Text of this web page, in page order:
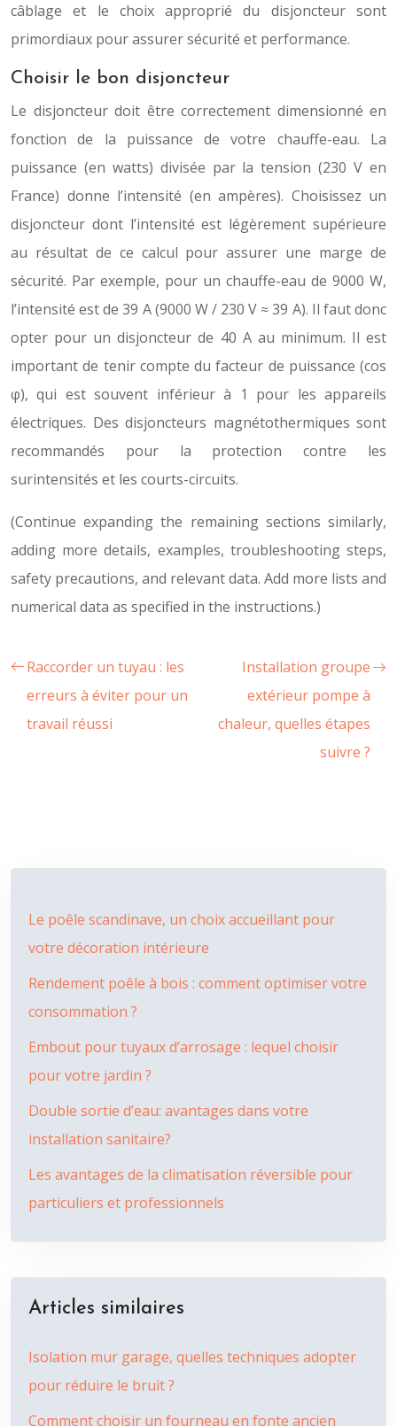
câblage et le choix approprié du disjoncteur sont
primordiaux pour assurer sécurité et performance.
Choisir le bon disjoncteur
Le disjoncteur doit être correctement dimensionné en
fonction de la puissance de votre chauffe-eau. La
puissance (en watts) divisée par la tension (230 V en
France) donne l’intensité (en ampères). Choisissez un
disjoncteur dont l’intensité est légèrement supérieure
au résultat de ce calcul pour assurer une marge de
sécurité. Par exemple, pour un chauffe-eau de 9000 W,
l’intensité est de 39 A (9000 W / 230 V ≈ 39 A). Il faut donc
opter pour un disjoncteur de 40 A au minimum. Il est
important de tenir compte du facteur de puissance (cos
φ), qui est souvent inférieur à 1 pour les appareils
électriques. Des disjoncteurs magnétothermiques sont
recommandés pour la protection contre les
surintensités et les courts-circuits.
(Continue expanding the remaining sections similarly,
adding more details, examples, troubleshooting steps,
safety precautions, and relevant data. Add more lists and
numerical data as specified in the instructions.)
Raccorder un tuyau : les
erreurs à éviter pour un
travail réussi
Installation groupe
extérieur pompe à
chaleur, quelles étapes
suivre ?
Le poêle scandinave, un choix accueillant pour
votre décoration intérieure
Rendement poêle à bois : comment optimiser votre
consommation ?
Embout pour tuyaux d’arrosage : lequel choisir
pour votre jardin ?
Double sortie d’eau: avantages dans votre
installation sanitaire?
Les avantages de la climatisation réversible pour
particuliers et professionnels
Articles similaires
Isolation mur garage, quelles techniques adopter
pour réduire le bruit ?
Comment choisir un fourneau en fonte ancien